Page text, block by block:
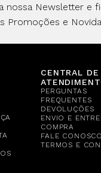
nossa Newsletter e
Promoções e
CENTRAL DE
PERGUNTAS
FREQUENTES
DEVOLUÇÕES
ENVIO E
COMPRA
FALE CONOSCO
TERMOS E